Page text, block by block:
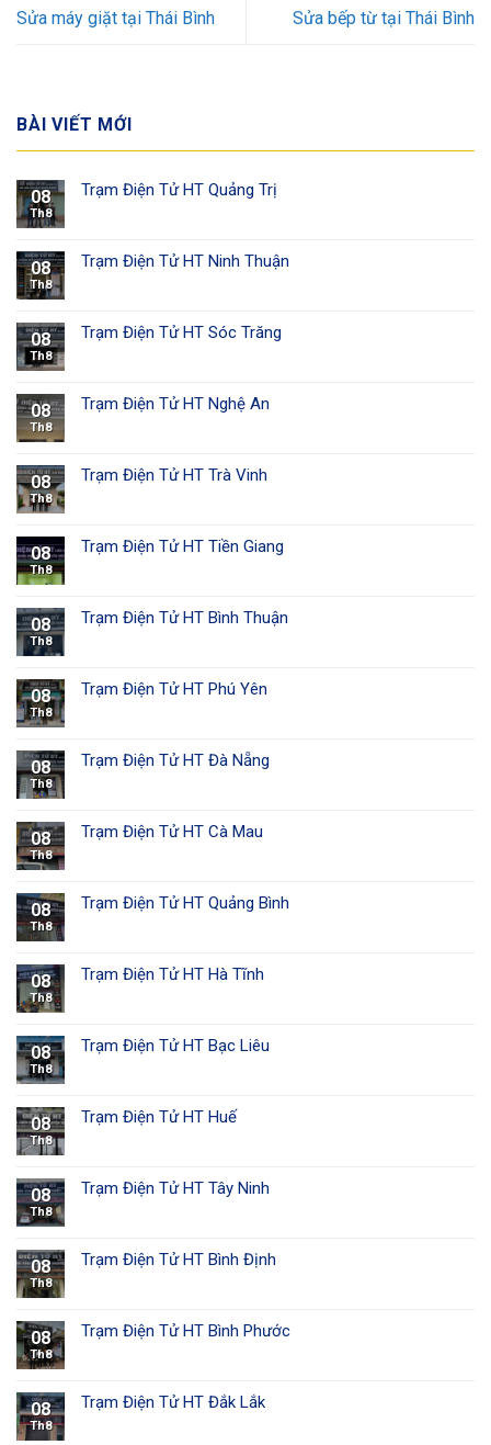
Sửa máy giặt tại Thái Bình Sửa bếp từ tại Thái Bình
BÀI VIẾT MỚI
08
Th8
Trạm Điện Tử HT Quảng Trị
08
Th8
Trạm Điện Tử HT Ninh Thuận
08
Th8
Trạm Điện Tử HT Sóc Trăng
08
Th8
Trạm Điện Tử HT Nghệ An
08
Th8
Trạm Điện Tử HT Trà Vinh
08
Th8
Trạm Điện Tử HT Tiền Giang
08
Th8
Trạm Điện Tử HT Bình Thuận
08
Th8
Trạm Điện Tử HT Phú Yên
08
Th8
Trạm Điện Tử HT Đà Nẵng
08
Th8
Trạm Điện Tử HT Cà Mau
08
Th8
Trạm Điện Tử HT Quảng Bình
08
Th8
Trạm Điện Tử HT Hà Tĩnh
08
Th8
Trạm Điện Tử HT Bạc Liêu
08
Th8
Trạm Điện Tử HT Huế
08
Th8
Trạm Điện Tử HT Tây Ninh
08
Th8
Trạm Điện Tử HT Bình Định
08
Th8
Trạm Điện Tử HT Bình Phước
08
Th8
Trạm Điện Tử HT Đắk Lắk